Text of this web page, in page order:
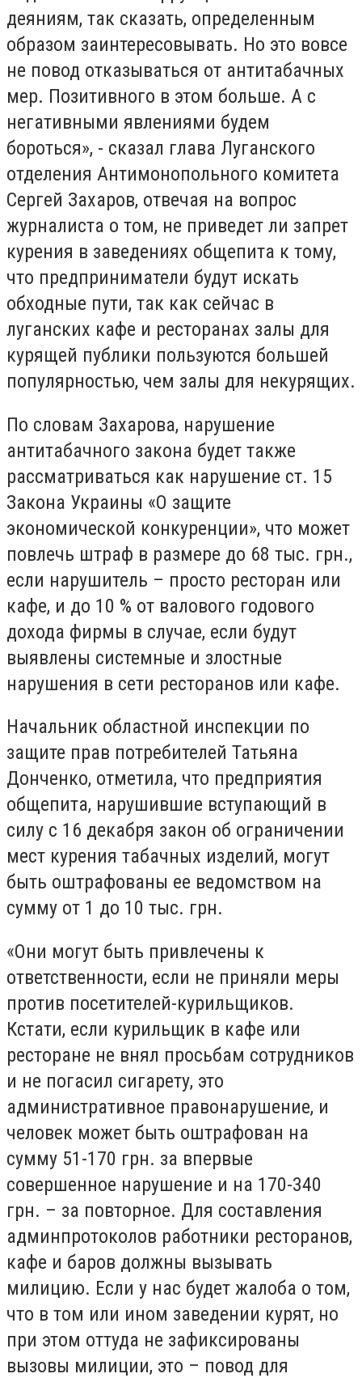
деяниям, так сказать, определенным
образом заинтересовывать. Но это вовсе
не повод отказываться от антитабачных
мер. Позитивного в этом больше. А с
негативными явлениями будем
бороться», - сказал глава Луганского
отделения Антимонопольного комитета
Сергей Захаров, отвечая на вопрос
журналиста о том, не приведет ли запрет
курения в заведениях общепита к тому,
что предприниматели будут искать
обходные пути, так как сейчас в
луганских кафе и ресторанах залы для
курящей публики пользуются большей
популярностью, чем залы для некурящих.
По словам Захарова, нарушение
антитабачного закона будет также
рассматриваться как нарушение ст. 15
Закона Украины «О защите
экономической конкуренции», что может
повлечь штраф в размере до 68 тыс. грн.,
если нарушитель – просто ресторан или
кафе, и до 10 % от валового годового
дохода фирмы в случае, если будут
выявлены системные и злостные
нарушения в сети ресторанов или кафе.
Начальник областной инспекции по
защите прав потребителей Татьяна
Донченко, отметила, что предприятия
общепита, нарушившие вступающий в
силу с 16 декабря закон об ограничении
мест курения табачных изделий, могут
быть оштрафованы ее ведомством на
сумму от 1 до 10 тыс. грн.
«Они могут быть привлечены к
ответственности, если не приняли меры
против посетителей-курильщиков.
Кстати, если курильщик в кафе или
ресторане не внял просьбам сотрудников
и не погасил сигарету, это
административное правонарушение, и
человек может быть оштрафован на
сумму 51-170 грн. за впервые
совершенное нарушение и на 170-340
грн. – за повторное. Для составления
админпротоколов работники ресторанов,
кафе и баров должны вызывать
милицию. Если у нас будет жалоба о том,
что в том или ином заведении курят, но
при этом оттуда не зафиксированы
вызовы милиции, это – повод для